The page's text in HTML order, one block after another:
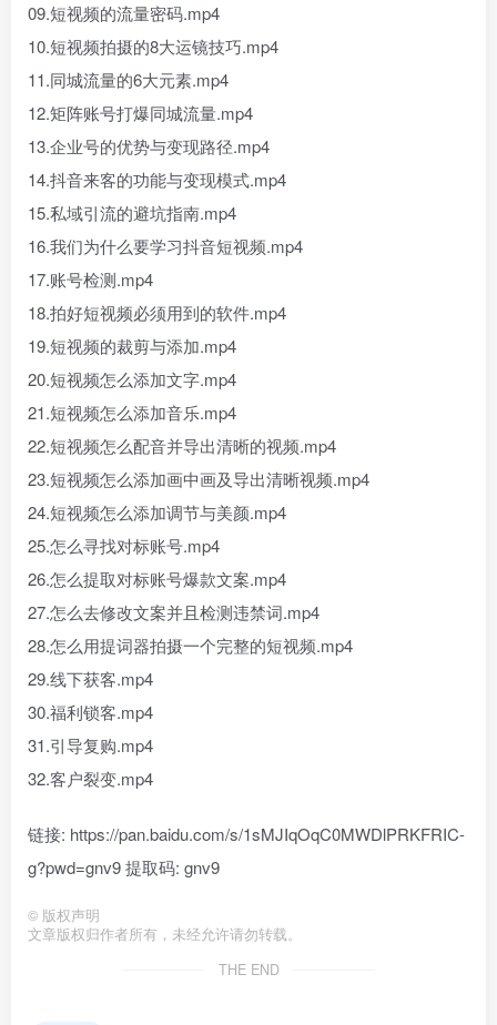
09.短视频的流量密码.mp4
10.短视频拍摄的8大运镜技巧.mp4
11.同城流量的6大元素.mp4
12.矩阵账号打爆同城流量.mp4
13.企业号的优势与变现路径.mp4
14.抖音来客的功能与变现模式.mp4
15.私域引流的避坑指南.mp4
16.我们为什么要学习抖音短视频.mp4
17.账号检测.mp4
18.拍好短视频必须用到的软件.mp4
19.短视频的裁剪与添加.mp4
20.短视频怎么添加文字.mp4
21.短视频怎么添加音乐.mp4
22.短视频怎么配音并导出清晰的视频.mp4
23.短视频怎么添加画中画及导出清晰视频.mp4
24.短视频怎么添加调节与美颜.mp4
25.怎么寻找对标账号.mp4
26.怎么提取对标账号爆款文案.mp4
27.怎么去修改文案并且检测违禁词.mp4
28.怎么用提词器拍摄一个完整的短视频.mp4
29.线下获客.mp4
30.福利锁客.mp4
31.引导复购.mp4
32.客户裂变.mp4
链接: https://pan.baidu.com/s/1sMJIqOqC0MWDlPRKFRIC-
g?pwd=gnv9 提取码: gnv9
© 版权声明
文章版权归作者所有，未经允许请勿转载。
THE END